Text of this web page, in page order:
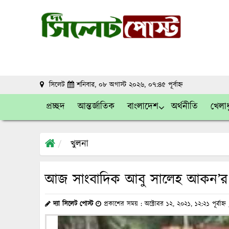
সিলেট শনিবার, ০৮ অগাস্ট ২০২৬, ০৭:৪৫ পূর্বাহ্ন
প্রচ্ছদ আন্তর্জাতিক বাংলাদেশ অর্থনীতি
খুলনা
আজ সাংবাদিক আবু সালেহ আকন’র
দ্যা সিলেট পোস্ট প্রকাশের সময় : অক্টোবর ১২, ২০২১, ১২:২১